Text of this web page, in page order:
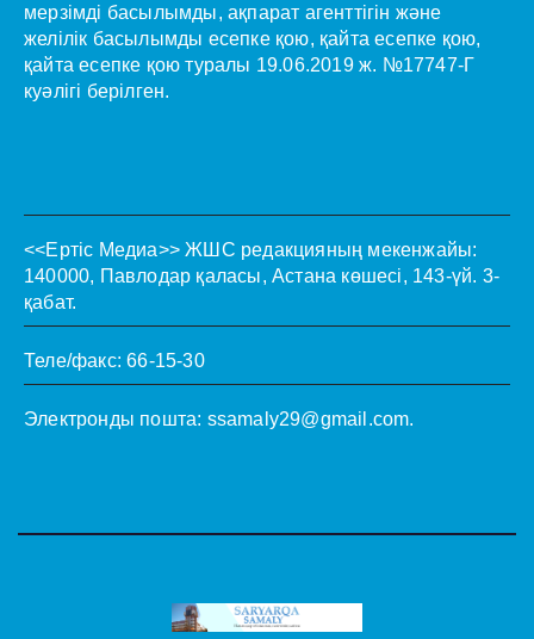
мерзімді басылымды, ақпарат агенттігін және
желілік басылымды есепке қою, қайта есепке қою,
қайта есепке қою туралы 19.06.2019 ж. №17747-Г
куәлігі берілген.
<<Ертіс Медиа>> ЖШС редакцияның мекенжайы:
140000, Павлодар қаласы, Астана көшесі, 143-үй. 3-
қабат.
Теле/факс: 66-15-30
Электронды пошта: ssamaly29@gmail.com.